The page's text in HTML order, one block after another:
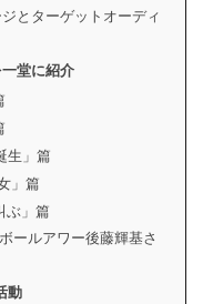
とターゲットオーディ
堂に紹介
生」篇
」篇
ぶ」篇
ールアワー後藤輝基さ
動